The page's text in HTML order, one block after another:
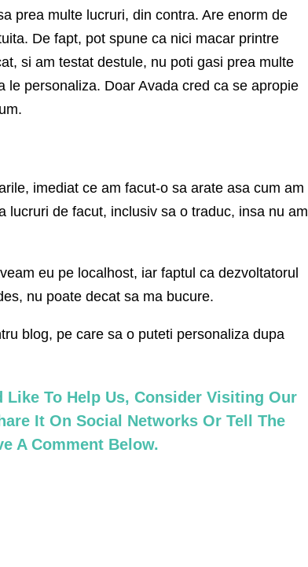
prea multe lucruri, din contra. Are enorm de
De fapt, pot spune ca nici macar printre
si am testat destule, nu poti gasi prea multe
personaliza. Doar Avada cred ca se apropie
imediat ce am facut-o sa arate asa cum am
de facut, inclusiv sa o traduc, insa nu am
eu pe localhost, iar faptul ca dezvoltatorul
nu poate decat sa ma bucure.
blog, pe care sa o puteti personaliza dupa
Like To Help Us, Consider Visiting Our
It On Social Networks Or Tell The
A Comment Below.